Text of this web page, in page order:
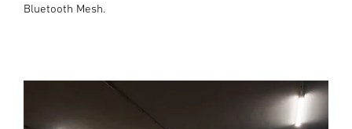
Bluetooth Mesh.